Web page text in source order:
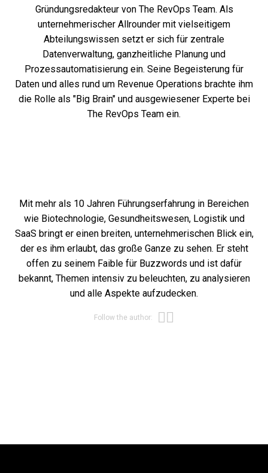
Gründungsredakteur von The RevOps Team. Als
unternehmerischer Allrounder mit vielseitigem
Abteilungswissen setzt er sich für zentrale
Datenverwaltung, ganzheitliche Planung und
Prozessautomatisierung ein. Seine Begeisterung für
Daten und alles rund um Revenue Operations brachte ihm
die Rolle als "Big Brain" und ausgewiesener Experte bei
The RevOps Team ein.
Mit mehr als 10 Jahren Führungserfahrung in Bereichen
wie Biotechnologie, Gesundheitswesen, Logistik und
SaaS bringt er einen breiten, unternehmerischen Blick ein,
der es ihm erlaubt, das große Ganze zu sehen. Er steht
offen zu seinem Faible für Buzzwords und ist dafür
bekannt, Themen intensiv zu beleuchten, zu analysieren
und alle Aspekte aufzudecken.
Follow the author: Opens new